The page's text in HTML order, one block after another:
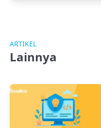
ARTIKEL
Lainnya